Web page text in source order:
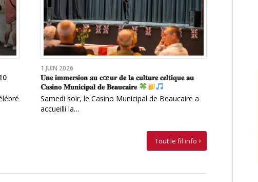
1 JUIN 2026
𝐔𝐧𝐞 𝐢𝐦𝐦𝐞𝐫𝐬𝐢𝐨𝐧 𝐚𝐮 𝐜œ𝐮𝐫 𝐝𝐞 𝐥𝐚 𝐜𝐮𝐥𝐭𝐮𝐫𝐞 𝐜𝐞𝐥𝐭𝐢𝐪𝐮𝐞 𝐚𝐮
𝐂𝐚𝐬𝐢𝐧𝐨 𝐌𝐮𝐧𝐢𝐜𝐢𝐩𝐚𝐥 𝐝𝐞 𝐁𝐞𝐚𝐮𝐜𝐚𝐢𝐫𝐞
Samedi soir, le Casino Municipal de Beaucaire a
accueilli la…
Tout le fil info